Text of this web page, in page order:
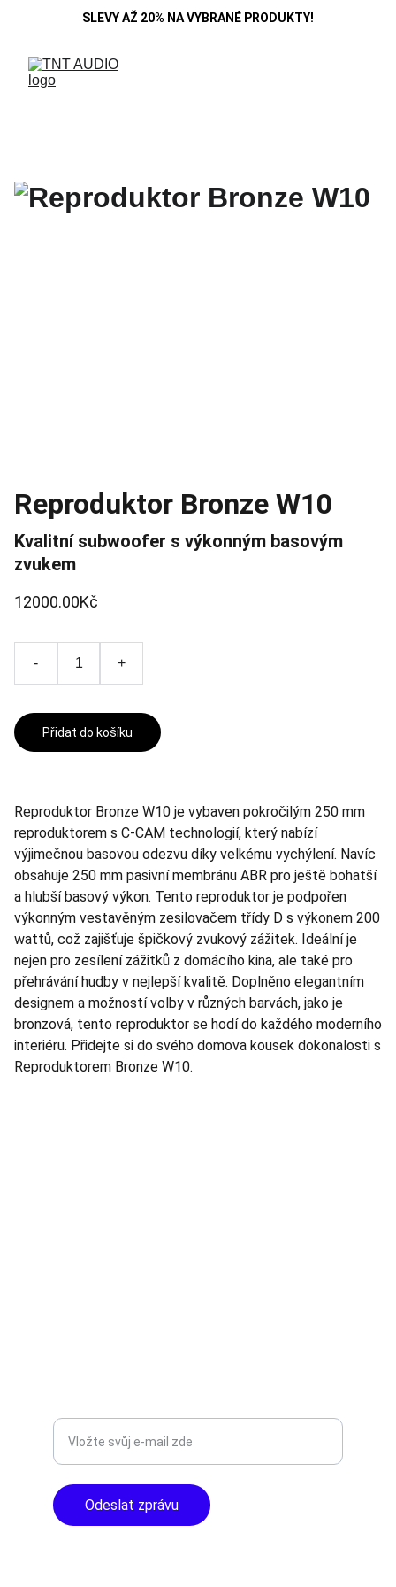
SLEVY AŽ 20% NA VYBRANÉ PRODUKTY!
Reproduktor Bronze W10
Kvalitní subwoofer s výkonným basovým
zvukem
12000.00Kč
- +
Přidat do košíku
Reproduktor Bronze W10 je vybaven pokročilým 250 mm
reproduktorem s C-CAM technologií, který nabízí
výjimečnou basovou odezvu díky velkému vychýlení. Navíc
obsahuje 250 mm pasivní membránu ABR pro ještě bohatší
a hlubší basový výkon. Tento reproduktor je podpořen
výkonným vestavěným zesilovačem třídy D s výkonem 200
wattů, což zajišťuje špičkový zvukový zážitek. Ideální je
nejen pro zesílení zážitků z domácího kina, ale také pro
přehrávání hudby v nejlepší kvalitě. Doplněno elegantním
designem a možností volby v různých barvách, jako je
bronzová, tento reproduktor se hodí do každého moderního
interiéru. Přidejte si do svého domova kousek dokonalosti s
Reproduktorem Bronze W10.
Odeslat zprávu